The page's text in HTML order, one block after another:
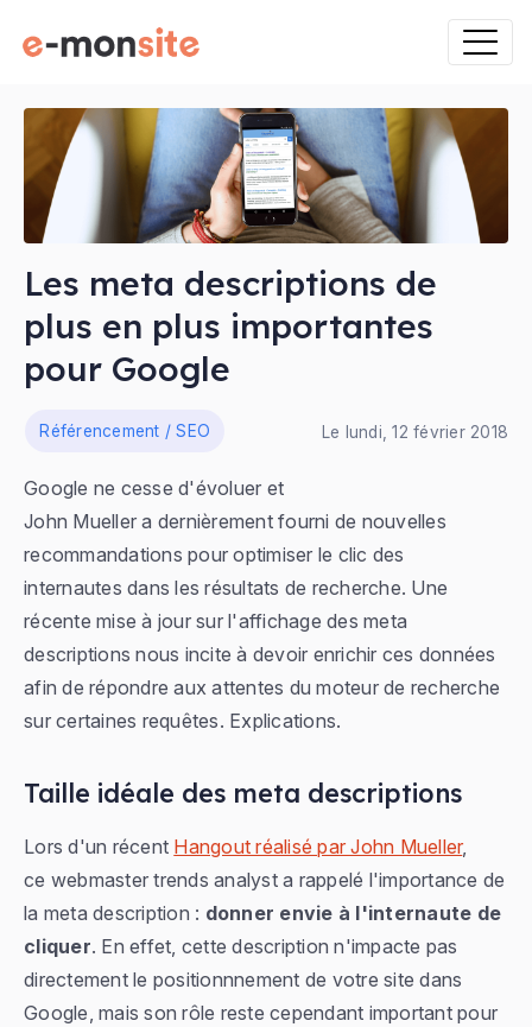
Les meta descriptions de
plus en plus importantes
pour Google
Le lundi, 12 février 2018
Référencement / SEO
Google ne cesse d'évoluer et
John Mueller a dernièrement fourni de nouvelles
recommandations pour optimiser le clic des
internautes dans les résultats de recherche. Une
récente mise à jour sur l'affichage des meta
descriptions nous incite à devoir enrichir ces données
afin de répondre aux attentes du moteur de recherche
sur certaines requêtes. Explications.
Taille idéale des meta descriptions
Lors d'un récent Hangout réalisé par John Mueller,
ce webmaster trends analyst a rappelé l'importance de
la meta description : donner envie à l'internaute de
cliquer. En effet, cette description n'impacte pas
directement le positionnnement de votre site dans
Google, mais son rôle reste cependant important pour